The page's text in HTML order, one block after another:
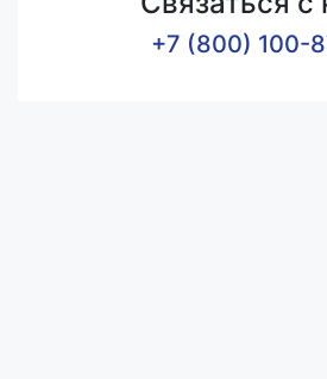
+7 (800) 100-